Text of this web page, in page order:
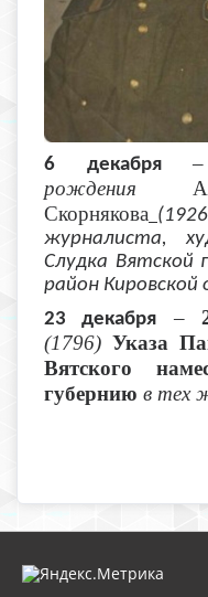
6 декабря
рождения
Скорнякова
журналиста,
Слудка Вятской
район Кировской
23 декабря –
(1796) Указа
Вятского
губернию в тех